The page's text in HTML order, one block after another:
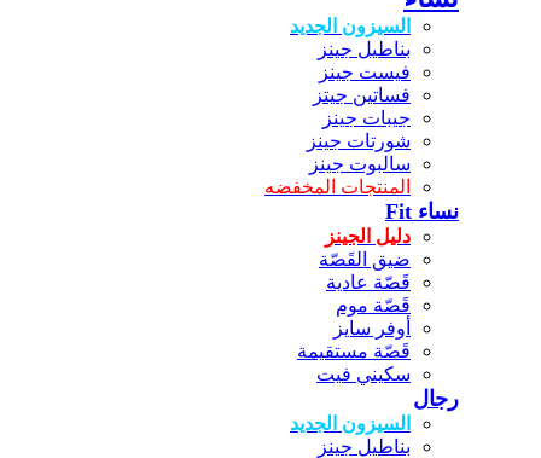
السيزون الجديد
بناطيل جينز
فيست جينز
فساتين جيتز
جيبات جينز
شورتات جينز
سالبوت جينز
المنتجات المخفضه
نساء Fit
دليل الجينز
ضيق القَصّة
قَصّة عادية
قَصّة موم
أوفر سايز
قَصّة مستقيمة
سكيني فيت
رجال
السيزون الجديد
بناطيل جينز